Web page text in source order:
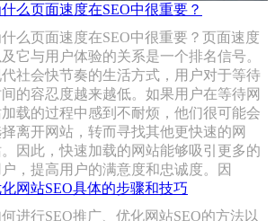
么页面速度在SEO中很重要？
么页面速度在SEO中很重要？页面速度
及它与用户体验的关系是一个排名信号。
社会快节奏的生活方式，用户对于等待
的容忍度越来越低。如果用户在等待网
载的过程中感到不耐烦，他们很可能会
离开网站，转而寻找其他更快速的网
因此，快速加载的网站能够吸引更多的
户，提高用户的满意度和忠诚度。因
网站SEO具体的步骤和技巧
进行SEO推广、优化网站SEO的方法以